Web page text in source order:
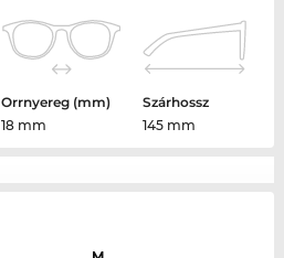
Orrnyereg (mm)
18 mm
Szárhossz
145 mm